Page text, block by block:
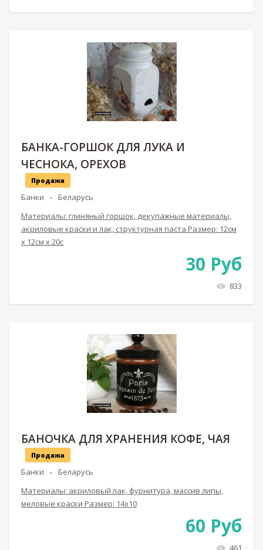
БАНКА-ГОРШОК ДЛЯ ЛУКА И
ЧЕСНОКА, ОРЕХОВ
Продажа
Банки
Беларусь
Материалы: глиняный горшок, декупажные материалы,
акриловые краски и лак, структурная паста Размер: 12см
х 12см х 20с
30 Руб
833
БАНОЧКА ДЛЯ ХРАНЕНИЯ КОФЕ, ЧАЯ
Продажа
Банки
Беларусь
Материалы: акриловый лак, фурнитура, массив липы,
меловые краски Размер: 14х10
60 Руб
461